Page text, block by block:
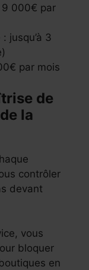
9 000€ par
jusqu’à 3
par mois
de
la
contrôler
devant
vous
bloquer
en